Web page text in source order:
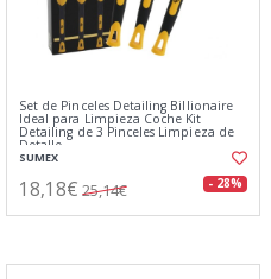
Set de Pinceles Detailing Billionaire
Ideal para Limpieza Coche Kit
Detailing de 3 Pinceles Limpieza de
Detalle
SUMEX
18,18€ 25,14€ - 28%